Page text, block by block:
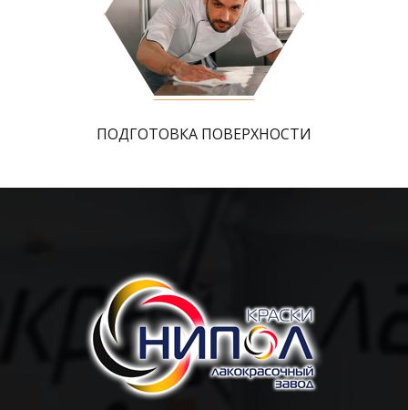
ПОДГОТОВКА ПОВЕРХНОСТИ